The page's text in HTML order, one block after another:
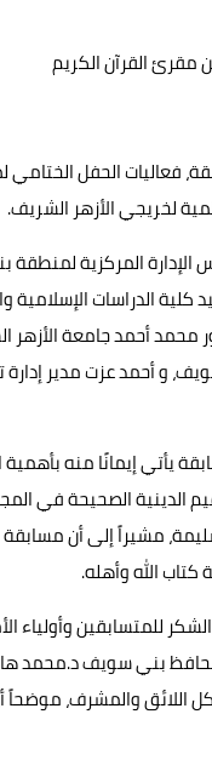
القرآن الكريم
فعاليات الحفل
لخريجي الأزهر الشريف.
المركزية لمنطقة
الدراسات الإسلامية
أحمد جامعة الأزهر
و أحمد عزت مدير
يأتي إيمانًا منه
الدينية الصحيحة في
مشيراً إلى أن
الله وأهله.
للمتسابقين وأولياء
بني سويف د.محمد